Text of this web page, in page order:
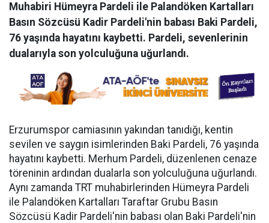
Muhabiri Hümeyra Pardeli ile Palandöken Kartalları
Basın Sözcüsü Kadir Pardeli'nin babası Baki Pardeli,
76 yaşında hayatını kaybetti. Pardeli, sevenlerinin
dualarıyla son yolculuğuna uğurlandı.
Erzurumspor camiasının yakından tanıdığı, kentin
sevilen ve saygın isimlerinden Baki Pardeli, 76 yaşında
hayatını kaybetti. Merhum Pardeli, düzenlenen cenaze
töreninin ardından dualarla son yolculuğuna uğurlandı.
Aynı zamanda TRT muhabirlerinden Hümeyra Pardeli
ile Palandöken Kartalları Taraftar Grubu Basın
Sözcüsü Kadir Pardeli'nin babası olan Baki Pardeli'nin